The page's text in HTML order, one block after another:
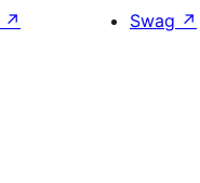
↗
Swag ↗